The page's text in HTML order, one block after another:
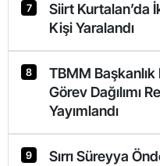
7
Siirt Kurtalan’da
Kişi Yaralandı
8
TBMM
Görev Dağılımı
Yayımlandı
9
Sırrı Süreyya